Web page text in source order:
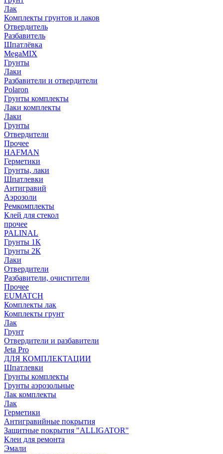
Лак
Комплекты грунтов и лаков
Отвердитель
Разбавитель
Шпатлёвка
MegaMIX
Грунты
Лаки
Разбавители и отвердители
Polaron
Грунты комплекты
Лаки комплекты
Лаки
Грунты
Отвердители
Прочее
HAFMAN
Герметики
Грунты, лаки
Шпатлевки
Антигравий
Аэрозоли
Ремкомплекты
Клей для стекол
прочее
PALINAL
Грунты 1К
Грунты 2К
Лаки
Отвердители
Разбавители, очистители
Прочее
EUMATCH
Комплекты лак
Комплекты грунт
Лак
Грунт
Отвердители и разбавители
Jeta Pro
ДЛЯ КОМПЛЕКТАЦИИ
Шпатлевки
Грунты комплекты
Грунты аэрозольные
Лак комплекты
Лак
Герметики
Антигравийные покрытия
Защитные покрытия "ALLIGATOR"
Клеи для ремонта
Эмали